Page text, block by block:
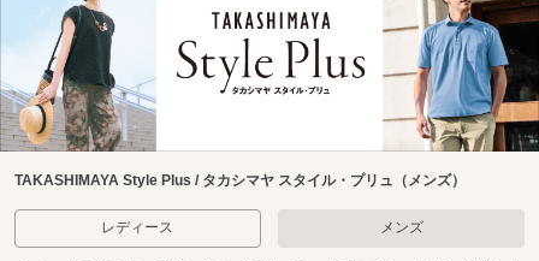
TAKASHIMAYA Style Plus / タカシマヤ スタイル・プリュ（メンズ）
レディース メンズ